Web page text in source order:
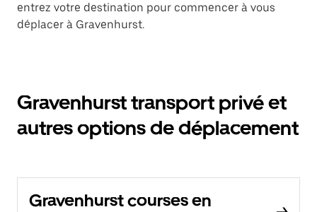
entrez votre destination pour commencer à vous
déplacer à Gravenhurst.
Gravenhurst transport privé et
autres options de déplacement
Gravenhurst courses en